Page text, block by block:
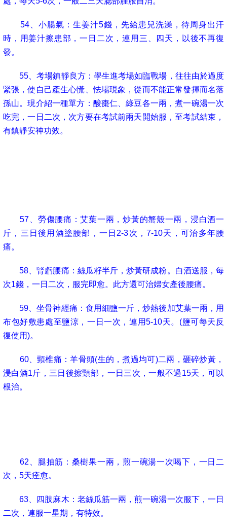
54 、小腸氣：生姜汁5錢，先給患兒洗澡，待周身出汗
時，用姜汁擦患部，一日二次，連用三、四天，以後不再復
發。
55 、考場鎮靜良方：學生進考場如臨戰場，往往由於過度
緊張，使自己產生心慌、怯場現象，從而不能正常發揮而名落
孫山。現介紹一種單方：酸棗仁、綠豆各一兩，煮一碗湯一次
吃完，一日二次，次方要在考試前兩天開始服，至考試結束，
有鎮靜安神功效。
57 、勞傷腰痛：艾葉一兩，炒黃的蟹殼一兩，浸白酒一
斤，三日後用酒塗腰部，一日 2-3次，7-10天，可治多年腰
痛。
58 、腎虧腰痛：絲瓜籽半斤，炒黃研成粉。白酒送服，每
次1錢，一日二次，服完即愈。此方還可治婦女產後腰痛。
59 、坐骨神經痛：食用細鹽一斤，炒熱後加艾葉一兩，用
布包好敷患處至鹽涼，一日一次，連用5-10天。 (鹽可每天反
復使用)。
60、頸椎痛：羊骨頭(生的，煮過均可)二兩，砸碎炒黃，
浸白酒1斤，三日後擦頸部，一日三次，一般不過 15天，可以
根治。
62 、腿抽筋：桑樹果一兩，煎一碗湯一次喝下，一日二
次， 5天痊愈。
63 、四肢麻木：老絲瓜筋一兩，煎一碗湯一次服下，一日
二次，連服一星期，有特效。